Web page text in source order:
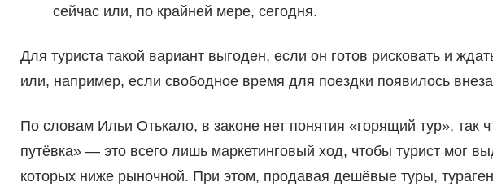
сейчас или, по крайней мере, сегодня.
Для туриста такой вариант выгоден, если он готов рисковать и
или, например, если свободное время для поездки появилось
По словам Ильи Отькало, в законе нет понятия «горящий тур», так
путёвка» — это всего лишь маркетинговый ход, чтобы турист мог
которых ниже рыночной. При этом, продавая дешёвые туры,